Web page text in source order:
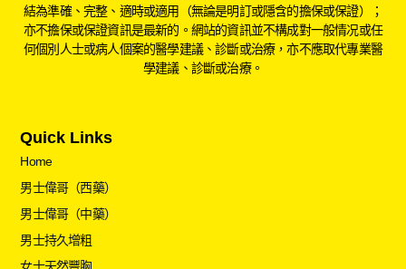
結為準確、完整、適時或適用（無論是明訂或隱含的擔保或保證）；
亦不擔保或保證資訊是最新的。網站的資訊並不構成對一般情况或任
何個別人士或病人個案的醫學建議、診斷或治療，亦不應取代專業醫
學建議、診斷或治療。
Quick Links
Home
男士偉哥（西藥）
男士偉哥（中藥）
男士持久增粗